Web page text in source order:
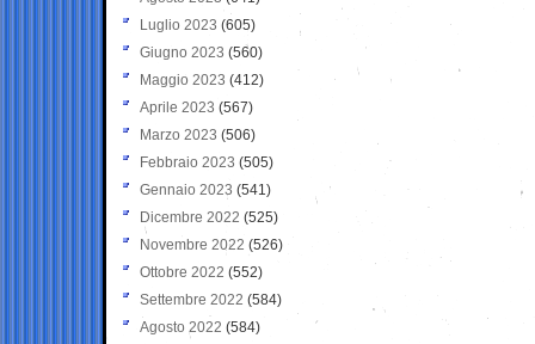
Luglio 2023 (605)
Giugno 2023 (560)
Maggio 2023 (412)
Aprile 2023 (567)
Marzo 2023 (506)
Febbraio 2023 (505)
Gennaio 2023 (541)
Dicembre 2022 (525)
Novembre 2022 (526)
Ottobre 2022 (552)
Settembre 2022 (584)
Agosto 2022 (584)